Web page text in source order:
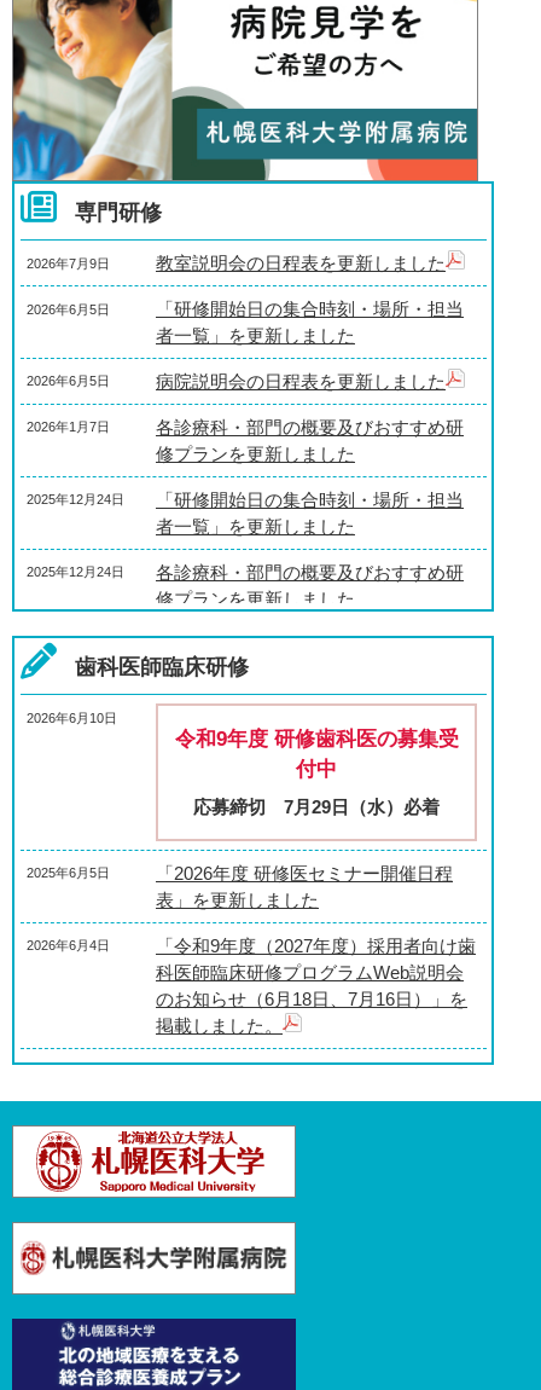
2024年9月26日
「令和7年度（2025年度）研修医募集
要項（二次募集）」を公開しました
2024年9月26日
「研修開始日の集合時刻・場所・担
当者一覧」を更新しました
2024年8月27日
「研修開始日の集合時刻・場所・担
当者一覧」を更新しました
「研修開始日の集合時刻・場所・担
当者一覧」を更新しました
臨床研修Ｑ＆Ａを更新しました
2023年5月16日
「令和6年度（2024年度）臨床研修プ
ログラム」を掲載しました
2023年4月19日
画を更新しました
2023年3月20日
集（三次募集）を行っています。
出願期日：定員に達する、または、
令和5年3月末まで
2023年3月15日
「研修開始日の集合時刻・場所・担
当者一覧」を更新しました
2023年3月1日
臨床研修病院情報サイトに、指導医
や研修医のインタビュー記事を掲載
しました。
指導医：辻先生 、松浦先
専攻医：惠良田先生
初期研修医：
田先生
2023年2月15日
「病院見学の受入れについて」を更
新しました
2022年10月6日
新しました
専門研修
2026年7月9日 教室説明会の日程表を更新しました
2026年6月5日
「研修開始日の集合時刻・場所・担当
者一覧」を更新しました
2026年6月5日 病院説明会の日程表を更新しました
2026年1月7日
各診療科・部門の概要及びおすすめ研
修プランを更新しました
2025年12月24日
「研修開始日の集合時刻・場所・担当
者一覧」を更新しました
2025年12月24日
各診療科・部門の概要及びおすすめ研
修プランを更新しました
2025年11月21日
各診療科・部門の概要及びおすすめ研
修プランを更新しました
2025年2月14日
修プランを更新しました
専門研修プログラムを更新しました
2024年5月14日 病院長メッセージを更新しました
2024年5月14日 病院見学を更新しました
臨床研修病院情報サイトに、指導医や
研修医のインタビュー記事を掲載しま
した。
2023年2月15日
「病院見学の受入れについて」を更新
しました
2022年10月20日
「基本領域プログラム」を更新しまし
た
2022年10月6日
しました。
歯科医師臨床研修
2026年6月10日
令和9年度 研修歯科医の募集受
付中
応募締切 7月29日（水）必着
2025年6月5日
「2026年度 研修医セミナー開催日程
表」を更新しました
2026年6月4日
「令和9年度（2027年度）採用者向け歯
科医師臨床研修プログラムWeb説明会
のお知らせ（6月18日、7月16日）」を
掲載しました。
「研修歯科医の医療行為についての指
針」を掲載しました。
2025年8月18日
「2025年度 研修医セミナー開催日程
表」を更新しました
集（受付終了）
令和8年度（2026年度）採用者向け歯科
医師臨床研修プログラムWeb説明会の
お知らせ（6月19日、7月17日）